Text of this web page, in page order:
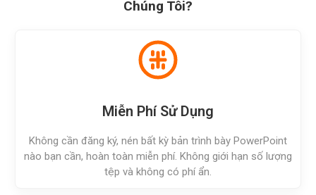
Chúng Tôi?
Miễn Phí Sử Dụng
Không cần đăng ký, nén bất kỳ bản trình bày PowerPoint
nào bạn cần, hoàn toàn miễn phí. Không giới hạn số lượng
tệp và không có phí ẩn.